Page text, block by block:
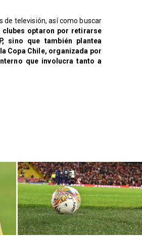
de televisión, así como buscar
optaron por retirarse
sino que también plantea
la Copa Chile, organizada por
que involucra tanto a